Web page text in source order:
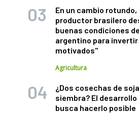
En un cambio rotundo,
productor brasilero
buenas condiciones
argentino para
motivados"
Agricultura
¿Dos cosechas de
siembra? El
busca hacerlo posible